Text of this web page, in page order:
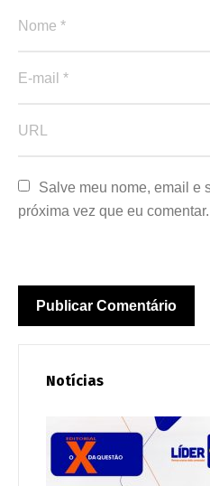
Salve meu nome, email e
próxima vez que eu comentar.
Notícias